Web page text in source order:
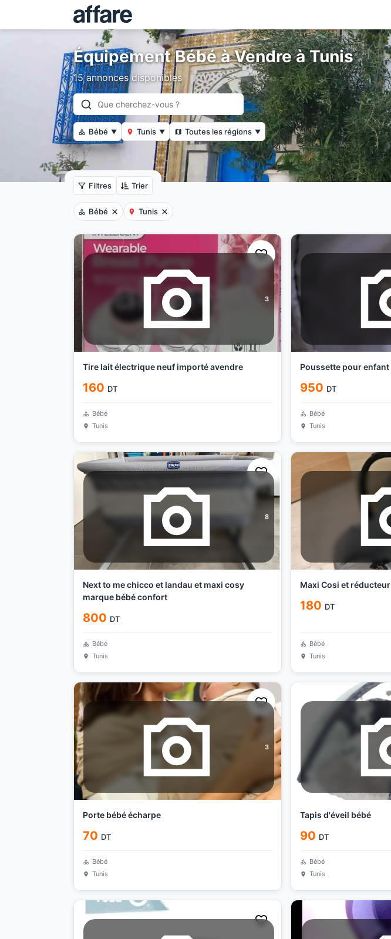
Équipement Bébé à Vendre à Tunis
15 annonces disponibles
Bébé ▼ Tunis ▼ Toutes les régions ▼
Filtres Trier
Bébé Tunis
3
Tire lait électrique neuf importé avendre
160 DT
Bébé
Tunis
Poussette pour enfant
950 DT
Bébé
Tunis
8
Next to me chicco et landau et maxi cosy
marque bébé confort
800 DT
Bébé
Tunis
Maxi Cosi et réducteur
180 DT
Bébé
Tunis
3
Porte bébé écharpe
70 DT
Bébé
Tunis
Tapis d'éveil bébé
90 DT
Bébé
Tunis